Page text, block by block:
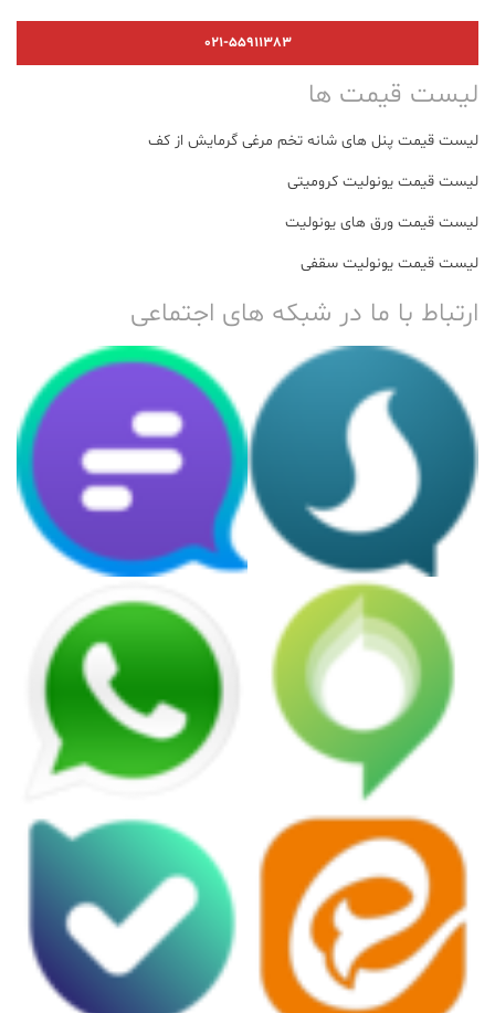
021-55911383
لیست قیمت ها
لیست قیمت پنل های شانه تخم مرغی گرمایش از کف
لیست قیمت یونولیت کرومیتی
لیست قیمت ورق های یونولیت
لیست قیمت یونولیت سقفی
ارتباط با ما در شبکه های اجتماعی